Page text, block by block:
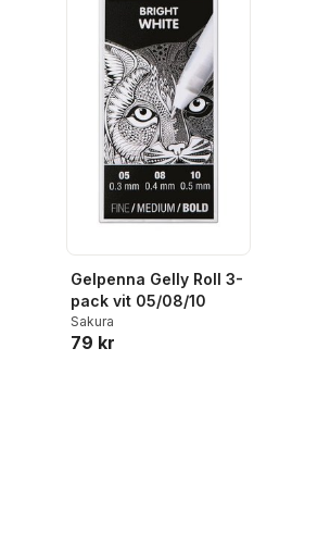
Gelpenna Gelly Roll 3-
pack vit 05/08/10
Sakura
79 kr